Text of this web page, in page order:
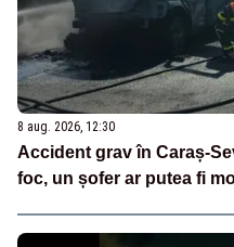
8 aug. 2026, 12:30
Accident grav în Caraș-
foc, un șofer ar putea fi